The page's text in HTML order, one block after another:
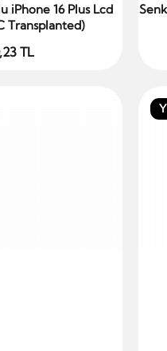
Ekle
iPhone 16 Plus Lcd
Transplanted)
TL